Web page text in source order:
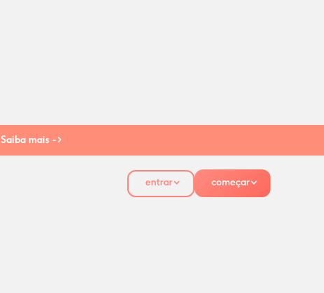
Saiba mais ->
entrar começar